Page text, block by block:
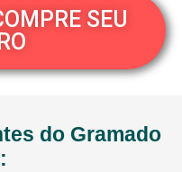
SEU
do Gramado